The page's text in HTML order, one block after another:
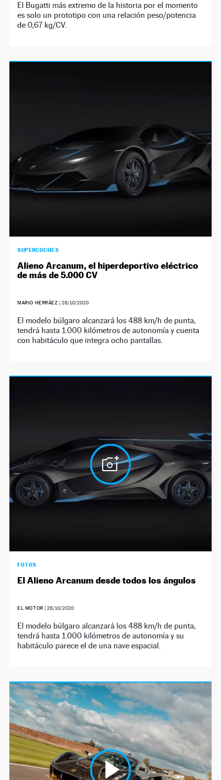
El Bugatti más extremo de la historia por el momento
es solo un prototipo con una relación peso/potencia
de 0,67 kg/CV.
SUPERCOCHES
Alieno Arcanum, el hiperdeportivo eléctrico
de más de 5.000 CV
MARIO HERRÁEZ | 28/10/2020
El modelo búlgaro alcanzará los 488 km/h de punta,
tendrá hasta 1.000 kilómetros de autonomía y cuenta
con habitáculo que integra ocho pantallas.
FOTOS
El Alieno Arcanum desde todos los ángulos
EL MOTOR | 28/10/2020
El modelo búlgaro alcanzará los 488 km/h de punta,
tendrá hasta 1.000 kilómetros de autonomía y su
habitáculo parece el de una nave espacial.